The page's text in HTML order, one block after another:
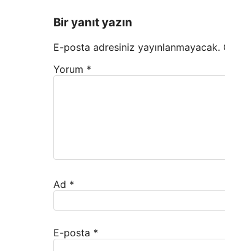
Bir yanıt yazın
E-posta adresiniz yayınlanmayacak.
Yorum *
Ad *
E-posta *